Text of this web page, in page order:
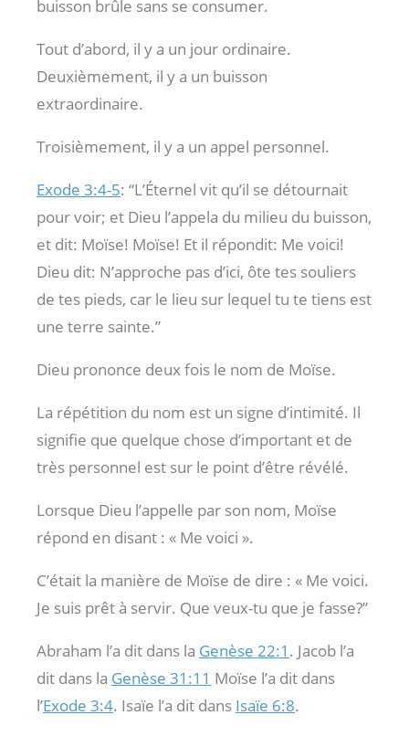
buisson brûle sans se consumer.
Tout d’abord, il y a un jour ordinaire.
Deuxièmement, il y a un buisson
extraordinaire.
Troisièmement, il y a un appel personnel.
Exode 3:4-5: “L’Éternel vit qu’il se détournait
pour voir; et Dieu l’appela du milieu du buisson,
et dit: Moïse! Moïse! Et il répondit: Me voici!
Dieu dit: N’approche pas d’ici, ôte tes souliers
de tes pieds, car le lieu sur lequel tu te tiens est
une terre sainte.”
Dieu prononce deux fois le nom de Moïse.
La répétition du nom est un signe d’intimité. Il
signifie que quelque chose d’important et de
très personnel est sur le point d’être révélé.
Lorsque Dieu l’appelle par son nom, Moïse
répond en disant : « Me voici ».
C’était la manière de Moïse de dire : « Me voici.
Je suis prêt à servir. Que veux-tu que je fasse?”
Abraham l’a dit dans la Genèse 22:1 . Jacob l’a
dit dans la Genèse 31:11 Moïse l’a dit dans
l’Exode 3:4. Isaïe l’a dit dans Isaïe 6:8.